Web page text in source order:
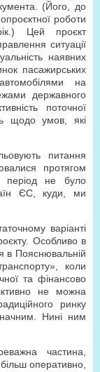
(Його, до
роботи
Цей проєкт
ситуації
наявних
пасажирських
на
державного
поточної
щодо умов, які
питання
протягом
період не було
ЄС, куди, ми
варіанті
Особливо в
в Пояснювальній
коли
та фінансово
не можна
ринку
Нині ним
частина,
оперативно,